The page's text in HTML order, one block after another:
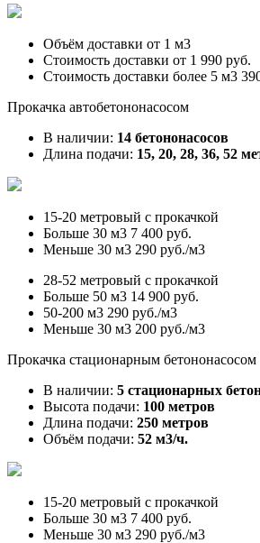
Объём доставки от 1 м3
Стоимость доставки от 1 990 руб.
Стоимость доставки более 5 м3
Прокачка автобетононасосом
В наличии: 14 бетононасосов
Длина подачи: 15, 20, 28, 36, 52
15-20 метровый с прокачкой
Больше 30 м3 7 400 руб.
Меньше 30 м3 290 руб./м3
28-52 метровый с прокачкой
Больше 50 м3 14 900 руб.
50-200 м3 290 руб./м3
Меньше 30 м3 200 руб./м3
Прокачка стационарным бетононасосом
В наличии: 5 стационарных
Высота подачи: 100 метров
Длина подачи: 250 метров
Объём подачи: 52 м3/ч.
15-20 метровый с прокачкой
Больше 30 м3 7 400 руб.
Меньше 30 м3 290 руб./м3